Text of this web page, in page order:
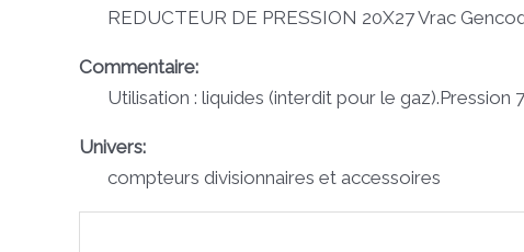
REDUCTEUR DE PRESSION 20X27 Vrac
Commentaire:
Utilisation : liquides (interdit pour le gaz).Pression
Univers:
compteurs divisionnaires et accessoires